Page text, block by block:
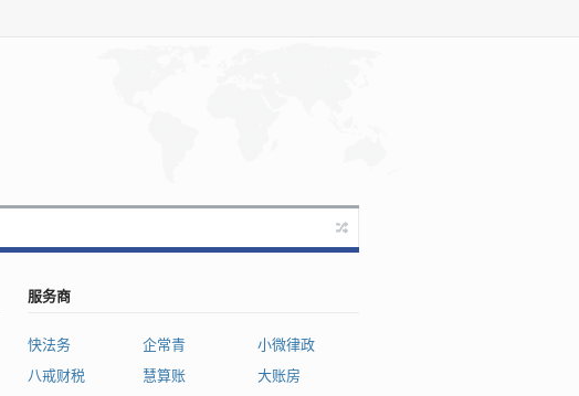
服务商
快法务 企常青
小微律政
八戒财税
慧算账
大账房